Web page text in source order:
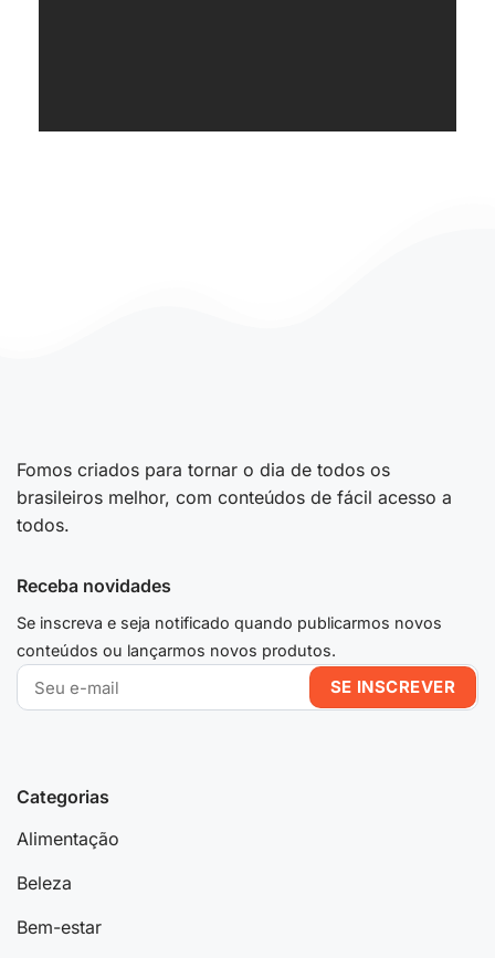
Fomos criados para tornar o dia de todos os
brasileiros melhor, com conteúdos de fácil acesso a
todos.
Categorias
Alimentação
Beleza
Bem-estar
Receba novidades
Se inscreva e seja notificado quando publicarmos novos
conteúdos ou lançarmos novos produtos.